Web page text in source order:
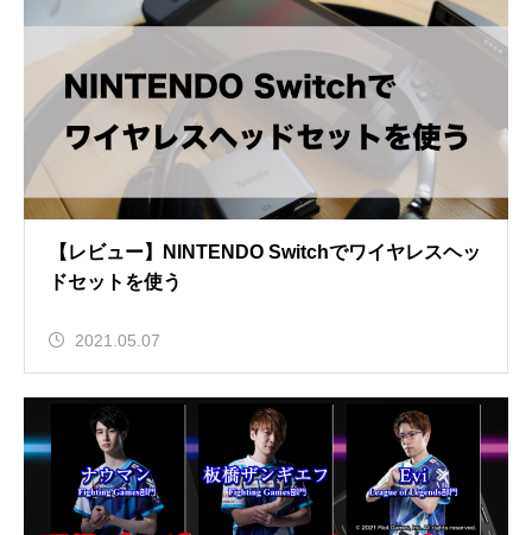
【レビュー】NINTENDO Switchでワイヤレスヘッ
ドセットを使う
2021.05.07